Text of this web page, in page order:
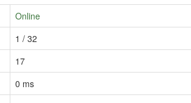
Online
1 / 32
17
0 ms